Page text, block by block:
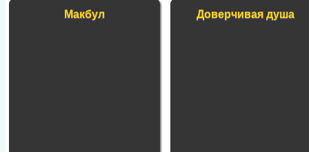
Макбул Доверчивая душа